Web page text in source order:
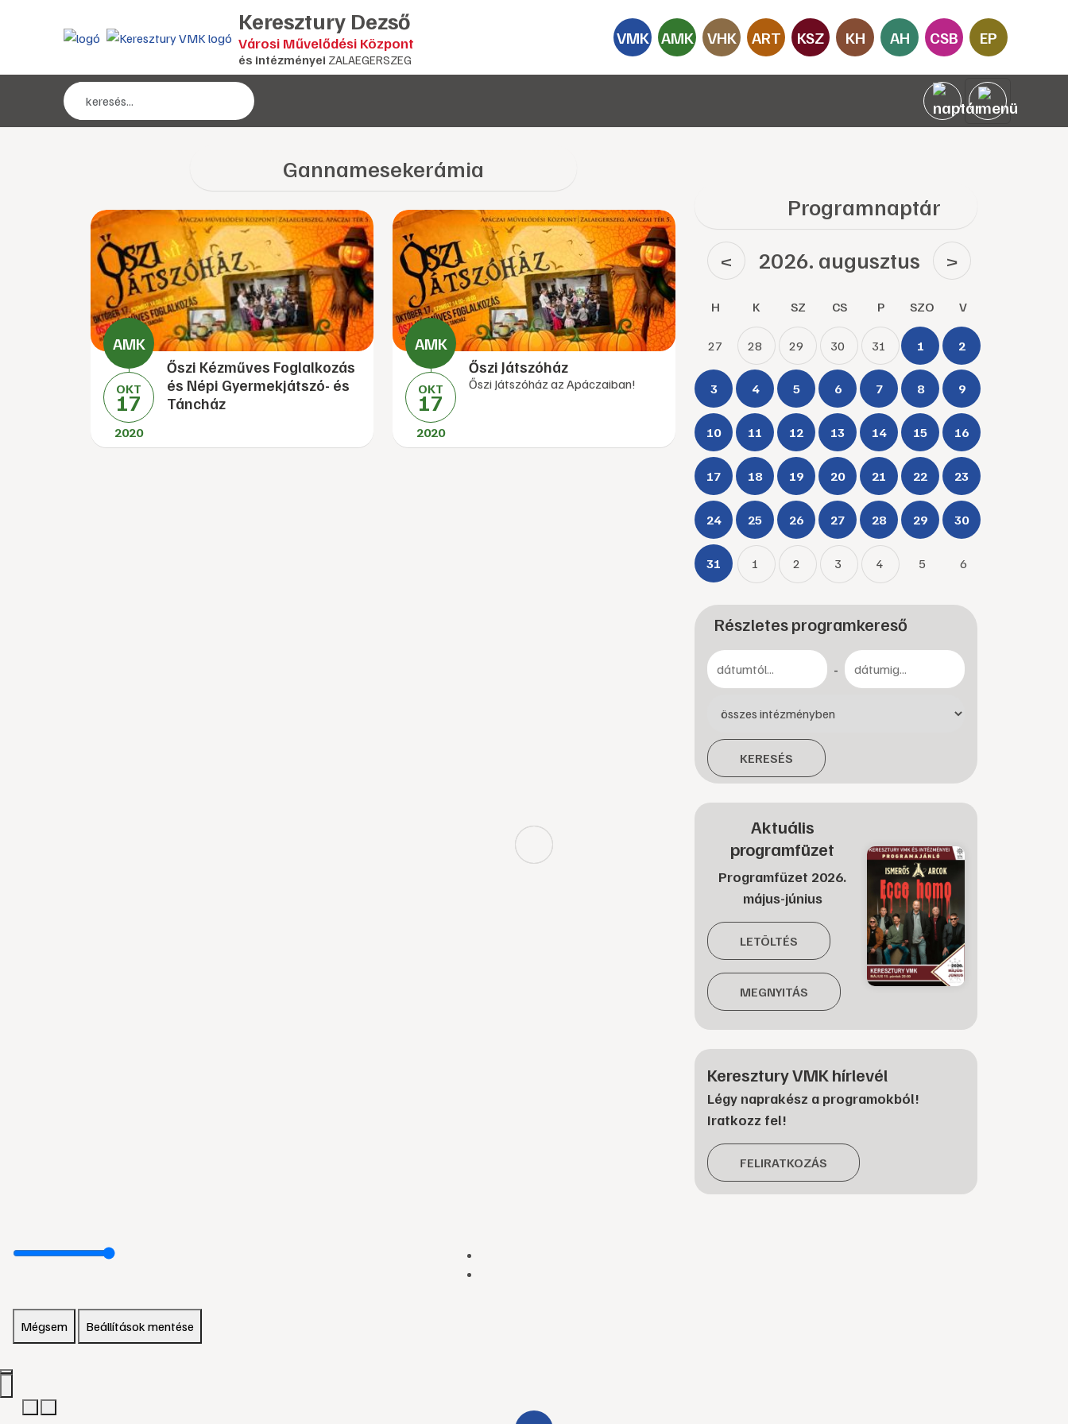
Keresztury Dezső
Városi Művelődési Központ
és intézményei ZALAEGERSZEG
VMK AMK VHK ART KSZ KH AH CSB EP
Gannamesekerámia
OKT
17
2020
Őszi Kézműves Foglalkozás
és Népi Gyermekjátszó- és
Táncház
OKT
17
2020
Őszi Játszóház
Őszi Játszóház az Apáczaiban!
Programnaptár
< 2026. augusztus >
H K SZ CS P SZO V
27 28 29 30 31 1 2
3 4 5 6 7 8 9
10 11 12 13 14 15 16
17 18 19 20 21 22 23
24 25 26 27 28 29 30
31 1 2 3 4 5 6
Részletes programkereső
-
KERESÉS
Aktuális
programfüzet
Programfüzet 2026.
május-június
LETÖLTÉS
MEGNYITÁS
Keresztury VMK hírlevél
Légy naprakész a programokból!
Iratkozz fel!
FELIRATKOZÁS
Mégsem Beállítások mentése